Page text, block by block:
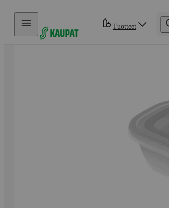
Hyppää sisältöön
Tuotteet